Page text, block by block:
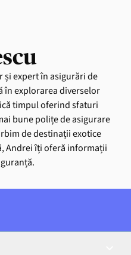
și expert în asigurări de
în explorarea diverselor
timpul oferind sfaturi
bune polițe de asigurare
de destinații exotice
Andrei îți oferă informații